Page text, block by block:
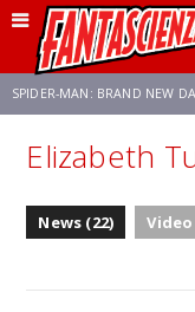
SPIDER-MAN: BRAND NEW
FRANCO RICCIARDIELLO
Elizabeth
News (22) Video